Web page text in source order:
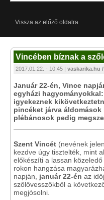
Vissza az előző oldalra
Vincében bíznak a
2017.01.22. - 10:45 | vaskarika.hu
Január 22-én, Vince
egyházi
igyekeznek
pincéket járva
plébánosok pedig
Szent Vincét (nevének
kezdve úgy tisztelték, mint
előkészíti a lassan
rokon hangzása
napján,
január 22-én az
szőlővesszőkből a
megjósolni.